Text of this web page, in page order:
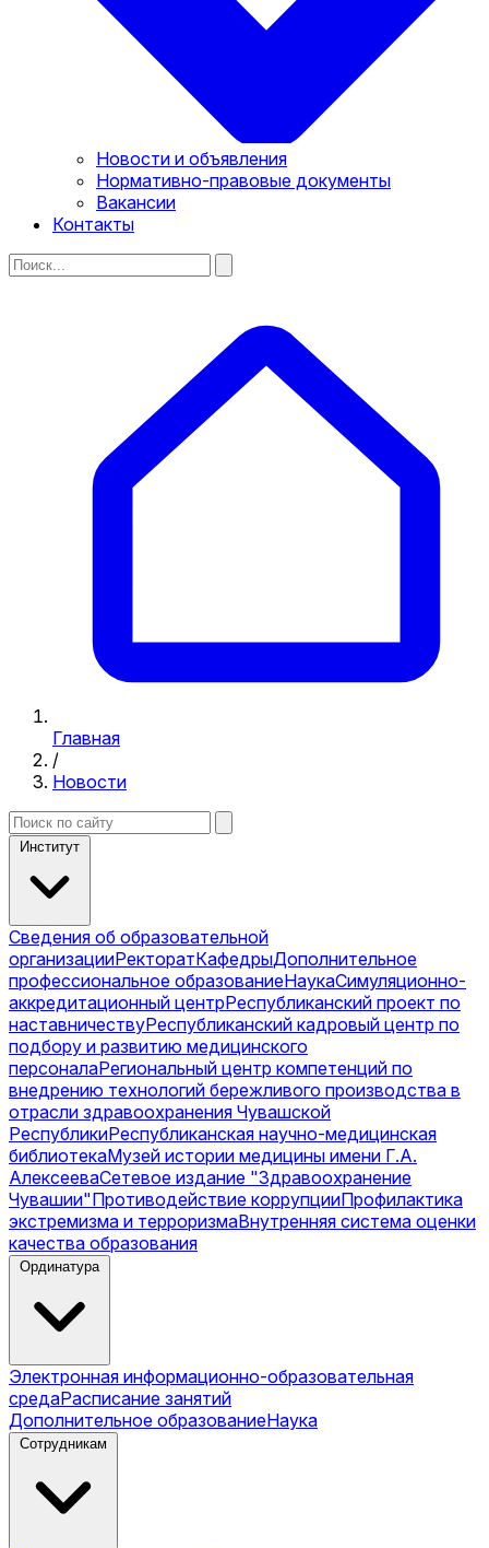
Новости и объявления
Нормативно-правовые документы
Вакансии
Контакты
Главная
/
Новости
Институт
Сведения об образовательной
организацииРекторатКафедрыДополнительное
профессиональное образованиеНаукаСимуляционно-
аккредитационный центрРеспубликанский проект по
наставничествуРеспубликанский кадровый центр по
подбору и развитию медицинского
персоналаРегиональный центр компетенций по
внедрению технологий бережливого производства в
отрасли здравоохранения Чувашской
РеспубликиРеспубликанская научно-медицинская
библиотекаМузей истории медицины имени Г.А.
АлексееваСетевое издание "Здравоохранение
Чувашии"Противодействие коррупцииПрофилактика
экстремизма и терроризмаВнутренняя система оценки
качества образования
Ординатура
Электронная информационно-образовательная
средаРасписание занятий
Дополнительное образованиеНаука
Сотрудникам